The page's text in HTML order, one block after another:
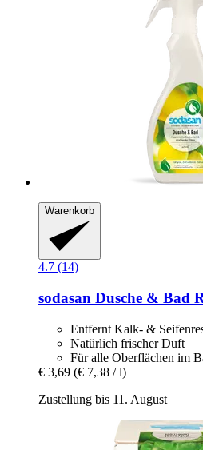
Warenkorb
4.7 (14)
sodasan Dusche & Bad
Entfernt Kalk- &
Natürlich frischer Duft
Für alle Oberflächen im
€ 3,69 (€ 7,38 / l)
Zustellung bis 11. August